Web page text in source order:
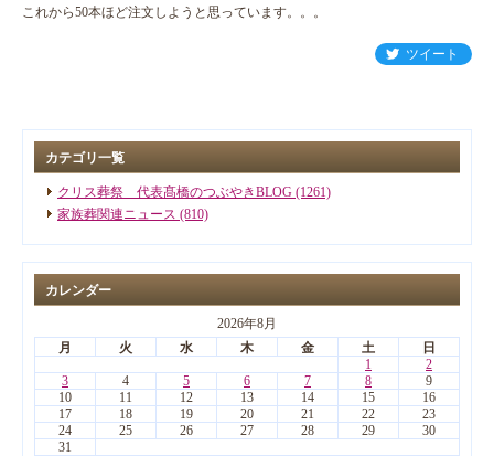
これから50本ほど注文しようと思っています。。。
ツイート
カテゴリ一覧
クリス葬祭 代表髙橋のつぶやきBLOG (1261)
家族葬関連ニュース (810)
カレンダー
2026年8月
月
火 水 木 金 土
日
1
2
3
4 5 6 7 8
9
10
11 12 13 14 15
16
17
18 19 20 21 22
23
24
25 26 27 28 29
30
31